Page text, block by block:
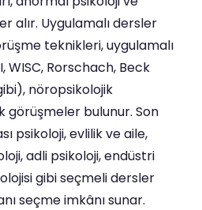
alır. Uygulamalı dersler
teknikleri, uygulamalı
WISC, Rorschach, Beck
nöropsikolojik
görüşmeler bulunur. Son
psikoloji, evlilik ve aile,
adli psikoloji, endüstri
gibi seçmeli dersler
seçme imkânı sunar.